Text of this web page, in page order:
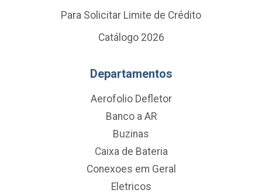
Para Solicitar Limite de Crédito
Catálogo 2026
Departamentos
Aerofolio Defletor
Banco a AR
Buzinas
Caixa de Bateria
Conexoes em Geral
Eletricos